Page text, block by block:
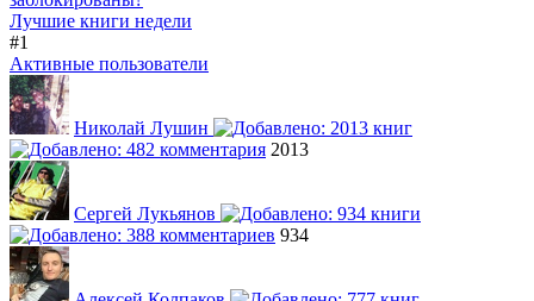
Лучшие книги недели
#1
Активные пользователи
Николай Лушин
2013
Сергей Лукьянов
934